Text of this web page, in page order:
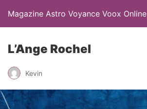
Magazine Astro Voyance Voox Online
L’Ange Rochel
Kevin